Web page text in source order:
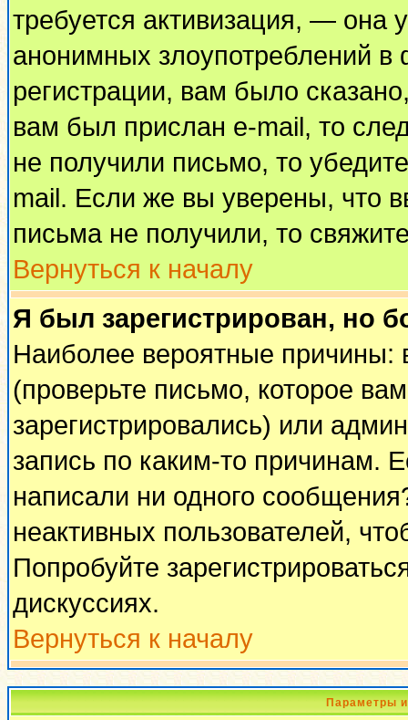
требуется активизация, — она
анонимных злоупотреблений
регистрации, вам было
вам был прислан e-mail, то
не получили письмо, то
mail. Если же вы уверены, что
письма не получили, то
Вернуться к началу
Я был зарегистрирован, но
Наиболее вероятные причины:
(проверьте письмо, которое
зарегистрировались) или
запись по каким-то причинам.
написали ни одного
неактивных пользователей,
Попробуйте
дискуссиях.
Вернуться к началу
Параметры